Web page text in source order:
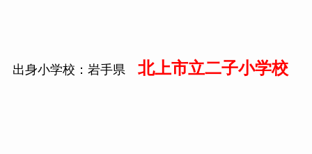
出身小学校：岩手県 北上市立二子小学校